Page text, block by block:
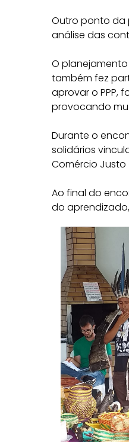
Outro ponto da
análise das
O planejamento
também fez
aprovar o PPP,
provocando
Durante o
solidários
Comércio Justo
Ao final do
do